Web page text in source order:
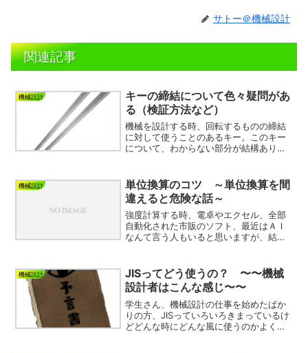
サトー＠機械設計
関連記事
機械設計
キーの締結について色々疑問があ
る（検証方法など）
機械を設計する時、回転するものの締結
に対して使うことのあるキー。このキー
について、わからない部分が結構ありま
てみました。設計するときに参考になれ
ば幸いデス。
機械設計
単位換算のコツ ～単位換算を間
違えると危険な話～
強度計算する時、電卓やエクセル、全部
自動化された市販のソフト、最近はＡＩ
なんて言う人もいると思いますが、結局
す。そのなかで絶対間違えてはいけない
のが単位です。あまり教科書...
機械設計
JISってどう使うの？ 〜〜機械
設計者はこんな感じ〜〜
学生さん、機械設計の仕事を始めたばか
りの方、JISっていろいろきまっているけ
どどんな時にどんな風に使うのかよくわ